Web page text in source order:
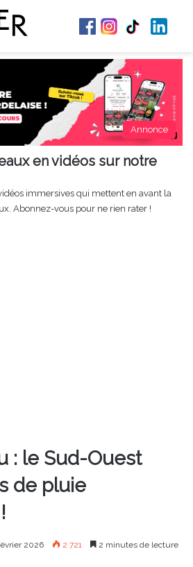
Annonce
en vidéos sur notre
immersives qui mettent en avant la
Abonnez-vous pour ne rien rater !
: le Sud-Ouest
de pluie
2026 2 721 2 minutes de lecture